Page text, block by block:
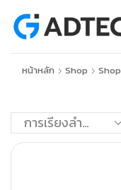
หน้าหลัก Shop Shop